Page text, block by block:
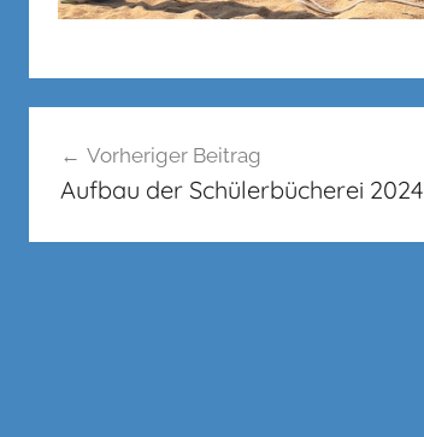
Vorheriger Beitrag
Aufbau der Schülerbücherei 2024